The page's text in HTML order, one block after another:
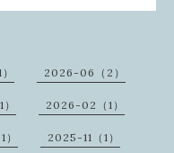
2026-06（2）
2026-02（1）
2025-11（1）